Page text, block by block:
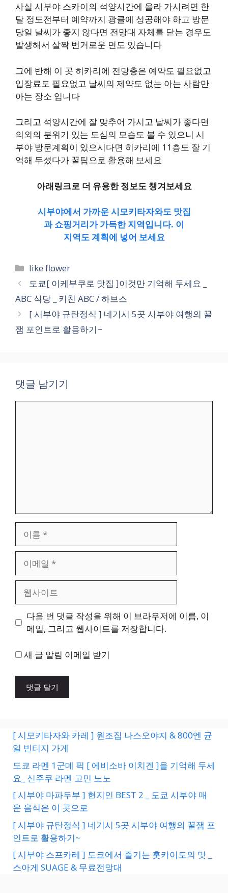
사실 시부야 스카이의 석양시간에 올라 가시려면 한
달 정도전부터 예약까지 광클에 성공해야 하고 방문
당일 날씨가 좋지 않다면 전망대 자체를 닫는 경우도
발생해서 살짝 번거로운 면도 있습니다
그에 반해 이 곳 히카리에 전망층은 예약도 필요없고
입장료도 필요없고 날씨의 제약도 없는 아는 사람만
아는 장소 입니다
그리고 석양시간에 잘 맞추어 가시고 날씨가 좋다면
의외의 분위기 있는 도심의 모습도 볼 수 있으니 시
부야 방문계획이 있으시다면 히카리에 11층도 잘 기
억해 두셨다가 꿀팁으로 활용해 보세요
아래링크로 더 유용한 정보도 챙겨보세요
시부야에서 가까운 시모키타자와도 맛집
과 쇼핑거리가 가득한 지역입니다. 이
지역도 계획에 넣어 보세요
카
테
리
like flower
도쿄[ 이케부쿠로 맛집 ]이것만 기억해 두세요 _
ABC 식당 _ 키친 ABC / 하브스
[ 시부야 규탄정식 ] 네기시 5곳 시부야 여행의 꿀
잼 포인트로 활용하기~
댓글 남기기
일
트
다음 번 댓글 작성을 위해 이 브라우저에 이름, 이
메일, 그리고 웹사이트를 저장합니다.
새 글 알림 이메일 받기
[ 시모키타자와 카레 ] 원조집 나스오야지 & 800엔 균
일 빈티지 가게
도쿄 라멘 1군데 픽 [ 에비소바 이치겐 ]을 기억해 두세
요_ 신주쿠 라멘 고민 노노
[ 시부야 마파두부 ] 현지인 BEST 2 _ 도쿄 시부야 매
운 음식은 이 곳으로
[ 시부야 규탄정식 ] 네기시 5곳 시부야 여행의 꿀잼 포
인트로 활용하기~
[ 시부야 스프카레 ] 도쿄에서 즐기는 홋카이도의 맛 _
스아게 SUAGE & 무료전망대